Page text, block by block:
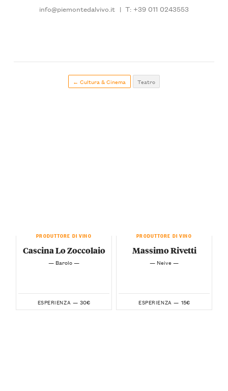
info@piemontedalvivo.it | T: +39 011 0243553
← Cultura & Cinema Teatro
PRODUTTORE DI VINO
Cascina Lo Zoccolaio
— Barolo —
ESPERIENZA — 30€
PRODUTTORE DI VINO
Massimo Rivetti
— Neive —
ESPERIENZA — 15€